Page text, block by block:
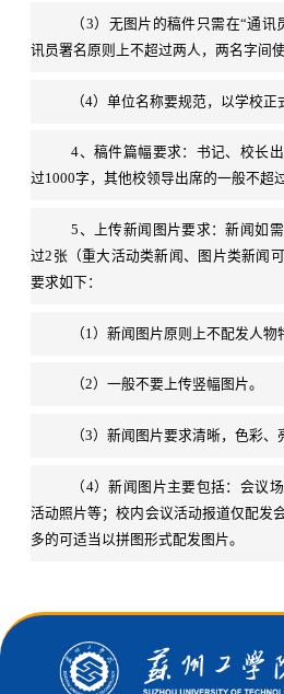
（3）无图片的稿件只需在“通
讯员署名原则上不超过两人，两名字间使
（4）单位名称要规范，以学校正
4、稿件篇幅要求：书记、校长
过1000字，其他校领导出席的一般不超
5、上传新闻图片要求：新闻如
过2张（重大活动类新闻、图片类新闻
要求如下：
（1）新闻图片原则上不配发人物
（2）一般不要上传竖幅图片。
（3）新闻图片要求清晰，色彩、
（4）新闻图片主要包括：会议
活动照片等；校内会议活动报道仅配发
多的可适当以拼图形式配发图片。